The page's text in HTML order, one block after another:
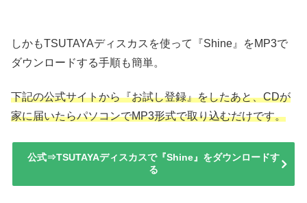
しかもTSUTAYAディスカスを使って『Shine』をMP3で
ダウンロードする手順も簡単。
下記の公式サイトから『お試し登録』をしたあと、CDが
家に届いたらパソコンでMP3形式で取り込むだけです。
公式⇒TSUTAYAディスカスで『Shine』をダウンロードす
る